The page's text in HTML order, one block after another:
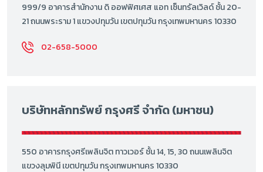
999/9 อาคารสำนักงาน ดิ ออฟฟิศเศส แอท เซ็นทรัลเวิลด์ ชั้น 20-
21 ถนนพระราม 1 แขวงปทุมวัน เขตปทุมวัน กรุงเทพมหานคร 10330
02-658-5000
บริษัทหลักทรัพย์ กรุงศรี จำกัด (มหาชน)
550 อาคารกรุงศรีเพลินจิต ทาวเวอร์ ชั้น 14, 15, 30 ถนนเพลินจิต
แขวงลุมพินี เขตปทุมวัน กรุงเทพมหานคร 10330